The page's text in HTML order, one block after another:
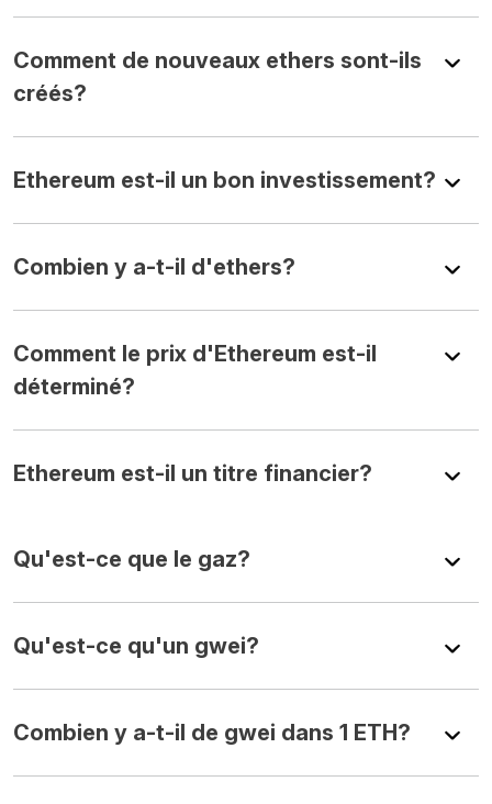
Comment de nouveaux ethers sont-ils
créés?
Ethereum est-il un bon investissement?
Combien y a-t-il d'ethers?
Comment le prix d'Ethereum est-il
déterminé?
Ethereum est-il un titre financier?
Qu'est-ce que le gaz?
Qu'est-ce qu'un gwei?
Combien y a-t-il de gwei dans 1 ETH?